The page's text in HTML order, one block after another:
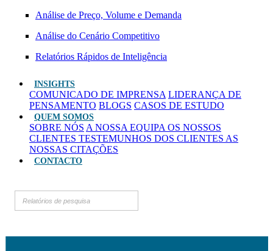
Análise de Preço, Volume e Demanda
Análise do Cenário Competitivo
Relatórios Rápidos de Inteligência
INSIGHTS
COMUNICADO DE IMPRENSA LIDERANÇA DE
PENSAMENTO BLOGS CASOS DE ESTUDO
QUEM SOMOS
SOBRE NÓS A NOSSA EQUIPA OS NOSSOS
CLIENTES TESTEMUNHOS DOS CLIENTES AS
NOSSAS CITAÇÕES
CONTACTO